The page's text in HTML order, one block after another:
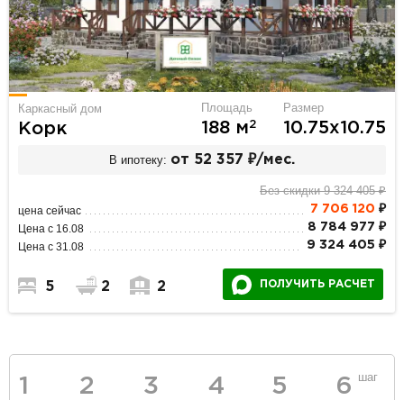
Каркасный дом
Корк
Площадь
188 м2
Размер
10.75х10.75
В ипотеку: от 52 357 ₽/мес.
Без скидки 9 324 405 ₽
цена сейчас 7 706 120 ₽
Цена с 16.08 8 784 977 ₽
Цена с 31.08 9 324 405 ₽
5 2 2 ПОЛУЧИТЬ РАСЧЕТ
1 2 3 4 5 6 шаг